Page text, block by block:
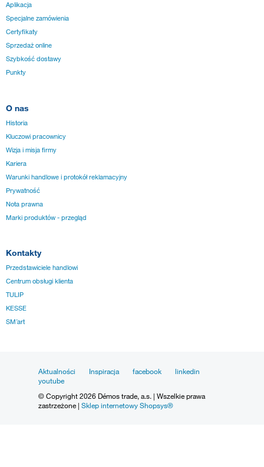
Aplikacja
Specjalne zamówienia
Certyfikaty
Sprzedaż online
Szybkość dostawy
Punkty
O nas
Historia
Kluczowi pracownicy
Wizja i misja firmy
Kariera
Warunki handlowe i protokół reklamacyjny
Prywatność
Nota prawna
Marki produktów - przegląd
Kontakty
Przedstawiciele handlowi
Centrum obsługi klienta
TULIP
KESSE
SM´art
Aktualności Inspiracja facebook
linkedin
youtube
© Copyright 2026 Démos trade, a.s. | Wszelkie prawa
zastrzeżone | Sklep internetowy Shopsys®